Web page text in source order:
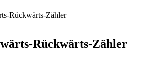
Rückwärts-Zähler
Rückwärts-Zähler